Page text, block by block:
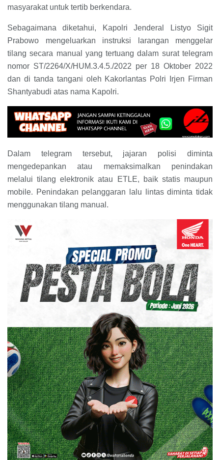
masyarakat untuk tertib berkendara.
Sebagaimana diketahui, Kapolri Jenderal Listyo Sigit
Prabowo mengeluarkan instruksi larangan menggelar
tilang secara manual yang tertuang dalam surat telegram
nomor ST/2264/X/HUM.3.4.5./2022 per 18 Oktober 2022
dan di tanda tangani oleh Kakorlantas Polri Irjen Firman
Shantyabudi atas nama Kapolri.
Dalam telegram tersebut, jajaran polisi diminta
mengedepankan atau memaksimalkan penindakan
melalui tilang elektronik atau ETLE, baik statis maupun
mobile. Penindakan pelanggaran lalu lintas diminta tidak
menggunakan tilang manual.